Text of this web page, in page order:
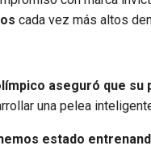
cada vez más altos
aseguró que su
una pelea
estado